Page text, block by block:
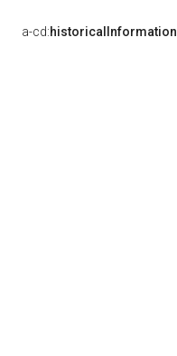
a-cd:historicalInformation